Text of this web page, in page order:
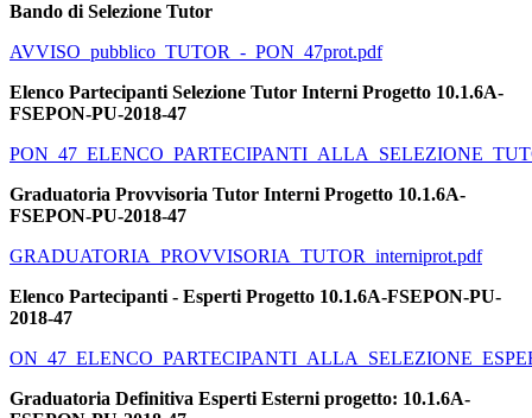
Bando di Selezione Tutor
AVVISO_pubblico_TUTOR_-_PON_47prot.pdf
Elenco Partecipanti Selezione Tutor Interni Progetto 10.1.6A-
FSEPON-PU-2018-47
Graduatoria Provvisoria Tutor Interni Progetto 10.1.6A-
FSEPON-PU-2018-47
GRADUATORIA_PROVVISORIA_TUTOR_interniprot.pdf
Elenco Partecipanti - Esperti Progetto 10.1.6A-FSEPON-PU-
2018-47
Graduatoria Definitiva Esperti Esterni progetto: 10.1.6A-